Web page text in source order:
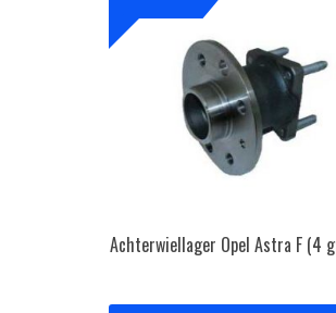
Achterwiellager Opel Astra F (4